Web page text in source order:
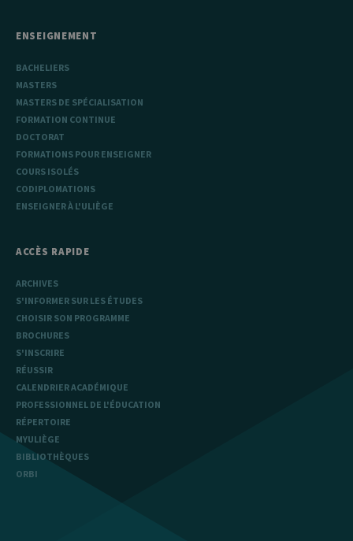
ENSEIGNEMENT
BACHELIERS
MASTERS
MASTERS DE SPÉCIALISATION
FORMATION CONTINUE
DOCTORAT
FORMATIONS POUR ENSEIGNER
COURS ISOLÉS
CODIPLOMATIONS
ENSEIGNER À L'ULIÈGE
ACCÈS RAPIDE
ARCHIVES
S'INFORMER SUR LES ÉTUDES
CHOISIR SON PROGRAMME
BROCHURES
S'INSCRIRE
RÉUSSIR
CALENDRIER ACADÉMIQUE
PROFESSIONNEL DE L'ÉDUCATION
RÉPERTOIRE
MYULIÈGE
BIBLIOTHÈQUES
ORBI